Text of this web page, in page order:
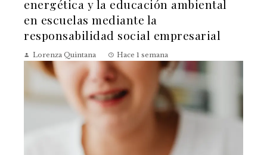
energética y la educación ambiental
en escuelas mediante la
responsabilidad social empresarial
Lorenza Quintana Hace 1 semana